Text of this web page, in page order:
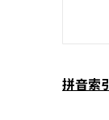
拼音索